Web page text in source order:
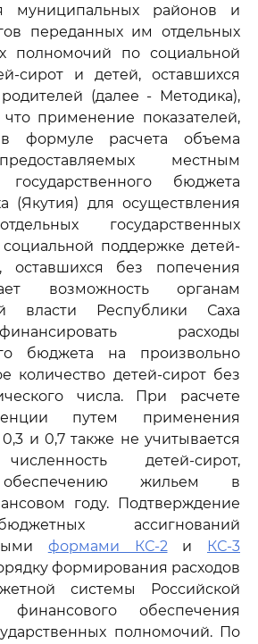
муниципальных районов и
переданных им отдельных
полномочий по социальной
сирот и детей, оставшихся
(далее - Методика),
применение показателей,
в формуле расчета объема
местным
бюджета
(Якутия) для осуществления
государственных
поддержке детей-
оставшихся без попечения
возможность органам
власти Республики Саха
расходы
бюджета на произвольно
количество детей-сирот без
числа. При расчете
путем применения
и 0,7 также не учитывается
детей-сирот,
обеспечению жильем в
году. Подтверждение
ассигнований
формами КС-2и
КС-3
формирования расходов
системы Российской
обеспечения
полномочий. По